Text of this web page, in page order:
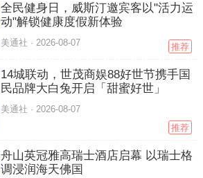
全民健身日，威斯汀邀宾客以"活力运
动"解锁健康度假新体验
美通社 · 2026-08-07 推荐
14城联动，世茂商娱88好世节携手国
民品牌大白兔开启「甜蜜好世」
美通社 · 2026-08-07
推荐
舟山英冠雅高瑞士酒店启幕 以瑞士格
调浸润海天佛国